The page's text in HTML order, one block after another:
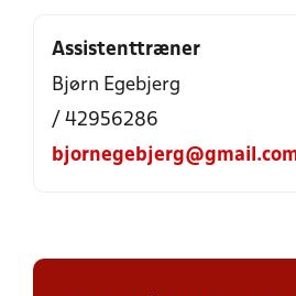
Assistenttræner
Bjørn Egebjerg
/ 42956286